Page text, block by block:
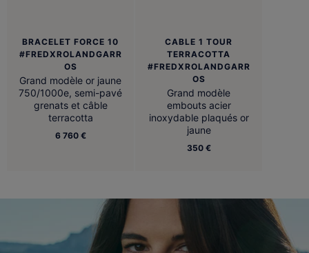
BRACELET FORCE 10
#FREDXROLANDGARR
OS
Grand modèle or jaune
750/1000e, semi-pavé
grenats et câble
terracotta
6 760 €
CABLE 1 TOUR
TERRACOTTA
#FREDXROLANDGARR
OS
Grand modèle
embouts acier
inoxydable plaqués or
jaune
350 €